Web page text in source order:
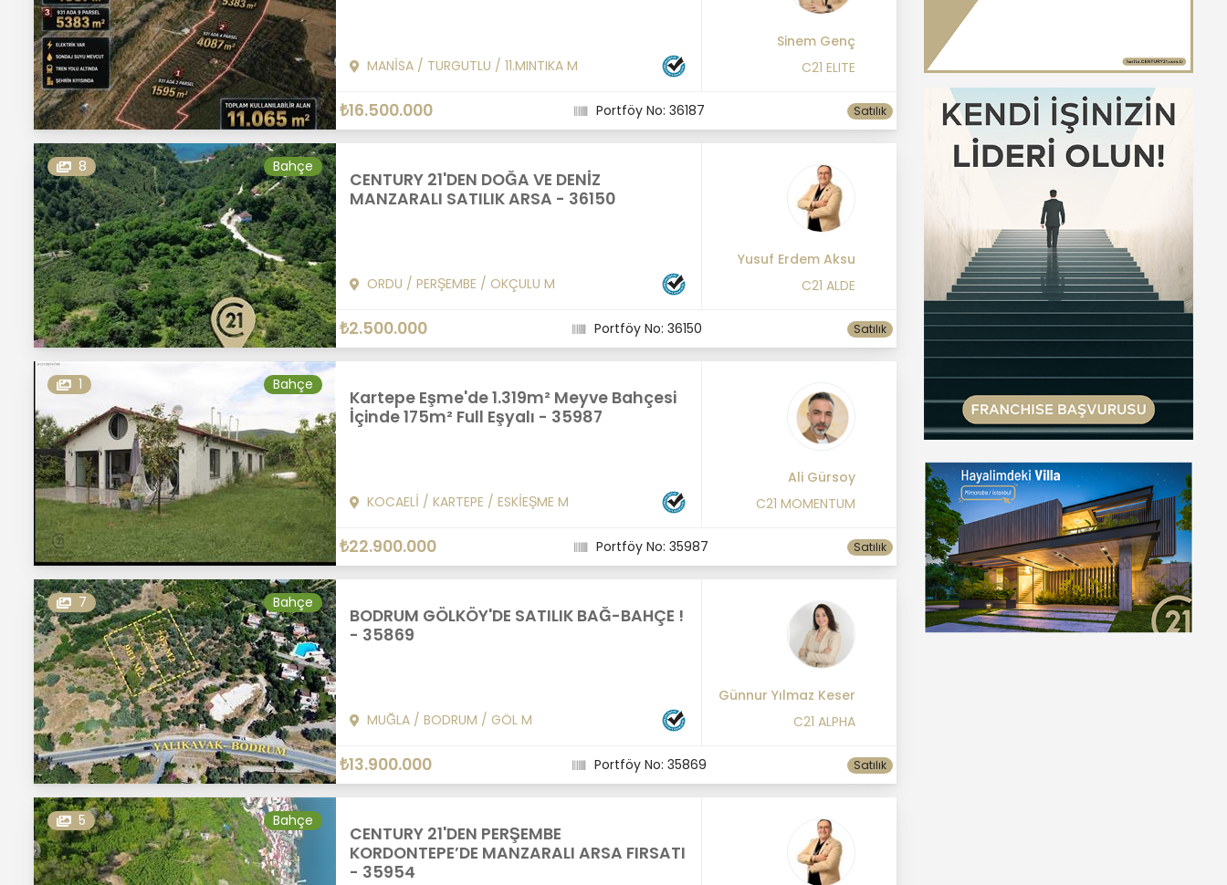
MANİSA/ TURGUTLU / 11.MINTIKA M
Sinem Genç
C21 ELITE
₺16.500.000 Portföy No: 36187 Satılık
8 Bahçe
CENTURY 21'DEN DOĞA VE DENİZ
MANZARALI SATILIK ARSA - 36150
ORDU / PERŞEMBE / OKÇULU M
Yusuf Erdem Aksu
C21 ALDE
₺2.500.000 Portföy No: 36150 Satılık
1 Bahçe
Kartepe Eşme'de 1.319m² Meyve Bahçesi
İçinde 175m² Full Eşyalı - 35987
KOCAELİ / KARTEPE / ESKİEŞME M
Ali Gürsoy
C21 MOMENTUM
₺22.900.000 Portföy No: 35987 Satılık
7 Bahçe
BODRUM GÖLKÖY'DE SATILIK BAĞ-BAHÇE !
- 35869
MUĞLA/ BODRUM / GÖL M
Günnur Yılmaz Keser
C21 ALPHA
₺13.900.000 Portföy No: 35869 Satılık
5 Bahçe
CENTURY 21'DEN PERŞEMBE
KORDONTEPE’DE MANZARALI ARSA FIRSATI
- 35954